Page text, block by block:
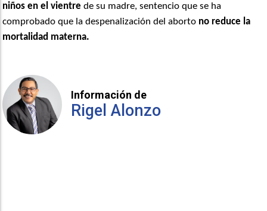
niños en el vientre de su madre, sentencio que se ha
comprobado que la despenalización del aborto no reduce la
mortalidad materna.
Información de
Rigel Alonzo